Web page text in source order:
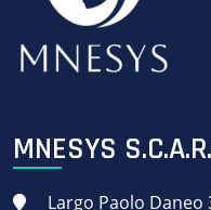
MNESYS
Largo Paolo Daneo